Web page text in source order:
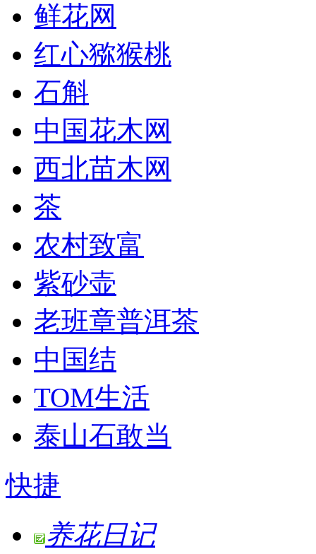
鲜花网
红心猕猴桃
石斛
中国花木网
西北苗木网
茶
农村致富
紫砂壶
老班章普洱茶
中国结
TOM生活
泰山石敢当
快捷
养花日记